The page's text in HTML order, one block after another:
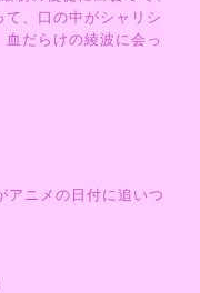
て、口の中がシャリシ
だらけの綾波に会っ
アニメの日付に追いつ